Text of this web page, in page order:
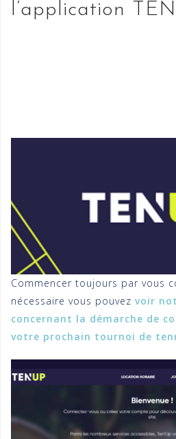
l’application
Commencer toujours par vous
nécessaire vous pouvez voir
concernant la démarche de
votre prochain tournoi de